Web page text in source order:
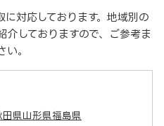
対応しております。地域別の
介しておりますので、ご参考ま
。
田県山形県福島県